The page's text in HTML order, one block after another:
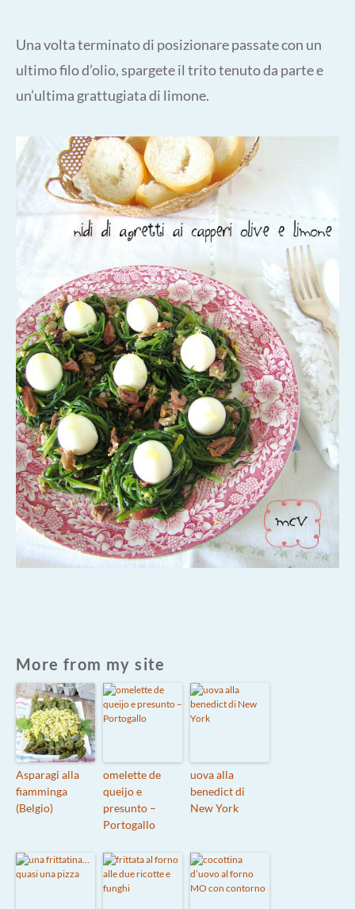
Una volta terminato di posizionare passate con un
ultimo filo d’olio, spargete il trito tenuto da parte e
un’ultima grattugiata di limone.
More from my site
Asparagi alla
fiamminga
(Belgio)
omelette de
queijo e
presunto –
Portogallo
uova alla
benedict di
New York